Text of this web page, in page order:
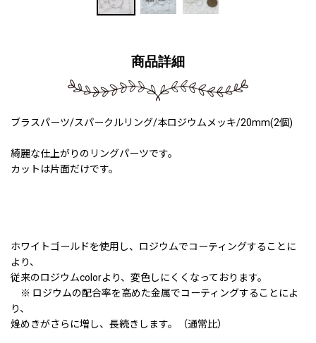
商品詳細
ブラスパーツ/スパークルリング/本ロジウムメッキ/20mm(2個)
綺麗な仕上がりのリングパーツです。
カットは片面だけです。
ホワイトゴールドを使用し、ロジウムでコーティングすることに
より、
従来のロジウムcolorより、変色しにくくなっております。
※ ロジウムの配合率を高めた金属でコーティングすることによ
り、
煌めきがさらに増し、長続きします。（通常比）